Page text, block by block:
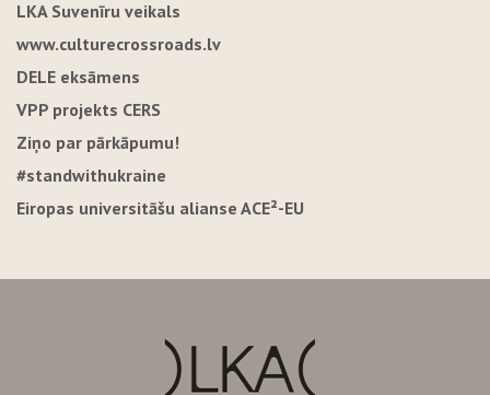
LKA Suvenīru veikals
www.culturecrossroads.lv
DELE eksāmens
VPP projekts CERS
Ziņo par pārkāpumu!
#standwithukraine
Eiropas universitāšu alianse ACE²-EU